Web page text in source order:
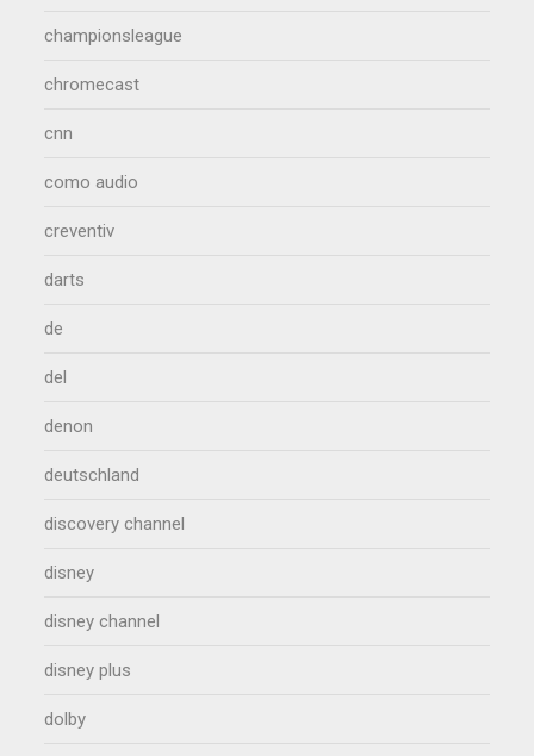
championsleague
chromecast
cnn
como audio
creventiv
darts
de
del
denon
deutschland
discovery channel
disney
disney channel
disney plus
dolby